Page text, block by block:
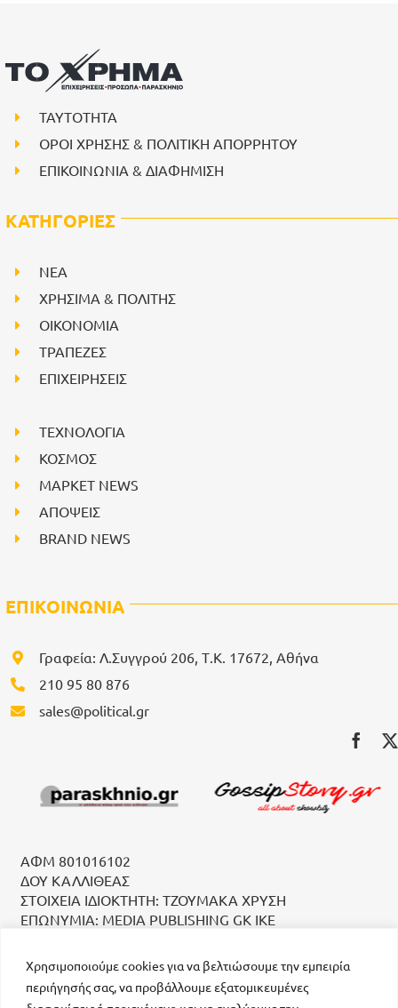
Χρησιμοποιούμε cookies για να βελτιώσουμε την εμπειρία
περιήγησής σας, να προβάλλουμε εξατομικευμένες
ΤΑΥΤΟΤΗΤΑ
ΟΡΟΙ ΧΡΗΣΗΣ & ΠΟΛΙΤΙΚΗ ΑΠΟΡΡΗΤΟΥ
ΕΠΙΚΟΙΝΩΝΙΑ & ΔΙΑΦΗΜΙΣΗ
ΚΑΤΗΓΟΡΙΕΣ
NEA
ΧΡΗΣΙΜΑ & ΠΟΛΙΤΗΣ
ΟΙΚΟΝΟΜΙΑ
ΤΡΑΠΕΖΕΣ
ΕΠΙΧΕΙΡΗΣΕΙΣ
ΤΕΧΝΟΛΟΓΙΑ
ΚΟΣΜΟΣ
ΜΑΡΚΕΤ NEWS
ΑΠΟΨΕΙΣ
BRAND NEWS
ΕΠΙΚΟΙΝΩΝΙΑ
Γραφεία: Λ.Συγγρού 206, Τ.Κ. 17672, Αθήνα
210 95 80 876
sales@political.gr
ΑΦΜ 801016102
ΔΟΥ ΚΑΛΛΙΘΕΑΣ
ΣΤΟΙΧΕΙΑ ΙΔΙΟΚΤΗΤΗ: ΤΖΟΥΜΑΚΑ ΧΡΥΣΗ
ΕΠΩΝΥΜΙΑ: MEDIA PUBLISHING GK IKE